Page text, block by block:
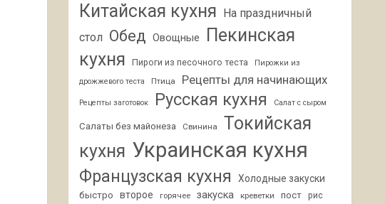
Китайская кухня На праздничный
стол Обед Овощные
Пекинская
кухня
Пироги из песочного теста
Пирожки из
дрожжевого теста
Птица Рецепты для начинающих
Рецепты заготовок Русская кухня Салат с сыром
Салаты без майонеза Свинина
Токийская
кухня Украинская кухня
Французская кухня Холодные закуски
быстро второе горячее закуска креветки пост рис